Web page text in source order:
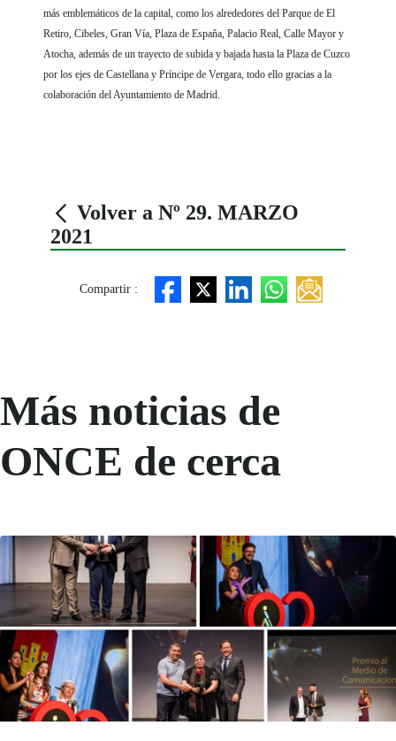
más emblemáticos de la capital, como los alrededores del Parque de El
Retiro, Cibeles, Gran Vía, Plaza de España, Palacio Real, Calle Mayor y
Atocha, además de un trayecto de subida y bajada hasta la Plaza de Cuzco
por los ejes de Castellana y Príncipe de Vergara, todo ello gracias a la
colaboración del Ayuntamiento de Madrid.
Volver a Nº 29. MARZO
2021
Compartir :
Más noticias de
ONCE de cerca